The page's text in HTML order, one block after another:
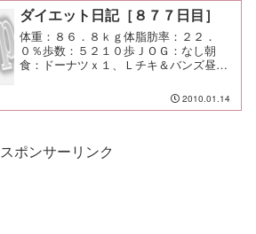
ダイエット日記［８７７日目］
体重：８６．８ｋｇ体脂肪率：２２．
０％歩数：５２１０歩ＪＯＧ：なし朝
食：ドーナツｘ１、Ｌチキ＆バンズ昼
ャロット）￥８８０夕食：たかはぎ間
食：メモ：魚蔵居は中々良かったな。
2010.01.14
スポンサーリンク